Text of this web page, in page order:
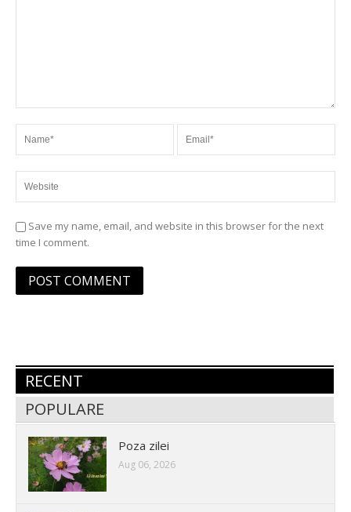
Save my name, email, and website in this browser for the next
time I comment.
RECENT
POPULARE
Poza zilei
Aug 06, 2026